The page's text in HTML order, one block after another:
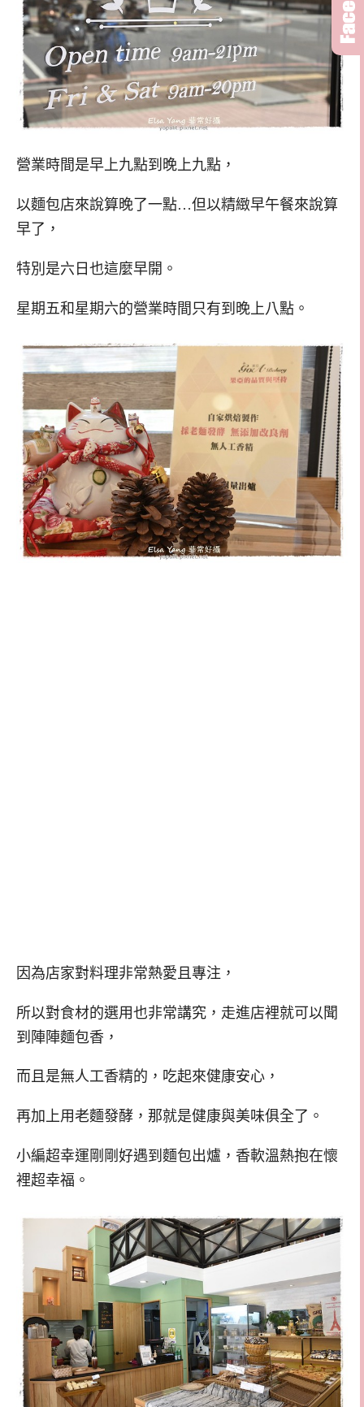
營業時間是早上九點到晚上九點，
以麵包店來說算晚了一點…但以精緻早午餐來說算
早了，
特別是六日也這麼早開。
星期五和星期六的營業時間只有到晚上八點。
因為店家對料理非常熱愛且專注，
所以對食材的選用也非常講究，走進店裡就可以聞
到陣陣麵包香，
而且是無人工香精的，吃起來健康安心，
再加上用老麵發酵，那就是健康與美味俱全了。
小編超幸運剛剛好遇到麵包出爐，香軟溫熱抱在懷
裡超幸福。